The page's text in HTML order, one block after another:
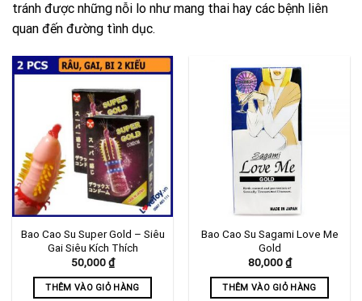
tránh được những nỗi lo như mang thai hay các bệnh liên
quan đến đường tình dục.
Bao Cao Su Super Gold – Siêu
Gai Siêu Kích Thích
50,000₫
THÊM VÀO GIỎ HÀNG
Bao Cao Su Sagami Love Me
Gold
80,000₫
THÊM VÀO GIỎ HÀNG